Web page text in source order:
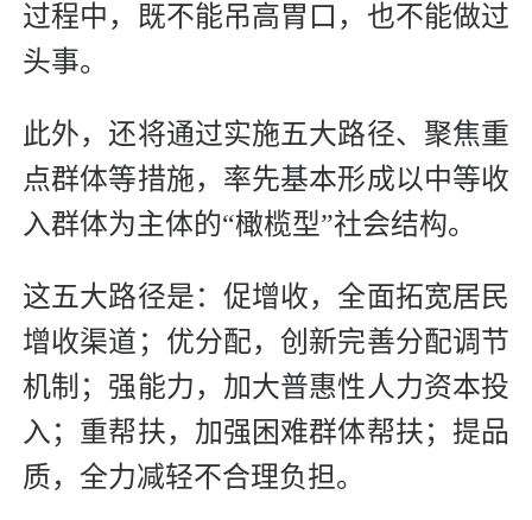
过程中，既不能吊高胃口，也不能做过
头事。
此外，还将通过实施五大路径、聚焦重
点群体等措施，率先基本形成以中等收
入群体为主体的“橄榄型”社会结构。
这五大路径是：促增收，全面拓宽居民
增收渠道；优分配，创新完善分配调节
机制；强能力，加大普惠性人力资本投
入；重帮扶，加强困难群体帮扶；提品
质，全力减轻不合理负担。